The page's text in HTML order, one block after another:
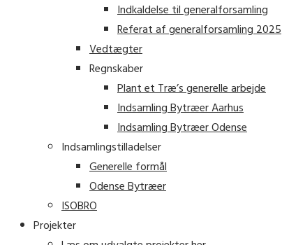
Indkaldelse til generalforsamling
Referat af generalforsamling 2025
Vedtægter
Regnskaber
Plant et Træ’s generelle arbejde
Indsamling Bytræer Aarhus
Indsamling Bytræer Odense
Indsamlingstilladelser
Generelle formål
Odense Bytræer
ISOBRO
Projekter